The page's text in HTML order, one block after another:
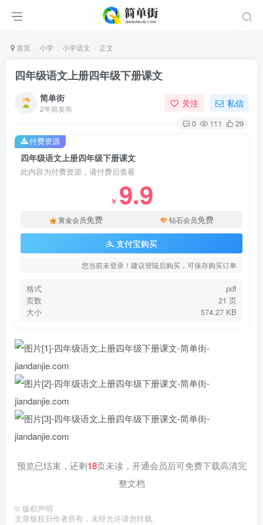
首页 小学 小学语文 正文
四年级语文上册四年级下册课文
简单街
2年前发布 关注 私信
0 111 29
四年级语文上册四年级下册课文
此内容为付费资源，请付费后查看
￥ 9.9
黄金会员免费 钻石会员免费
支付宝购买
您当前未登录！建议登陆后购买，可保存购买订单
格式
pdf
页数
21 页
大小
574.27 KB
付费资源
预览已结束，还剩18页未读，开通会员后可免费下载高清完
整文档
© 版权声明
文章版权归作者所有，未经允许请勿转载。